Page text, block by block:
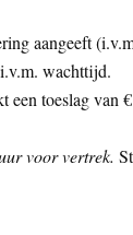
aangeeft
wachttijd.
toeslag van
voor vertrek.